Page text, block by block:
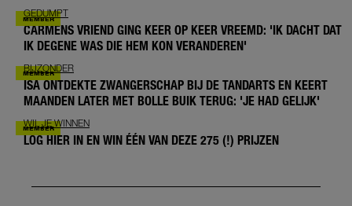
GEDUMPT
CARMENS VRIEND GING KEER OP KEER VREEMD: 'IK DACHT DAT
IK DEGENE WAS DIE HEM KON VERANDEREN'
BIJZONDER
ISA ONTDEKTE ZWANGERSCHAP BIJ DE TANDARTS EN KEERT
MAANDEN LATER MET BOLLE BUIK TERUG: 'JE HAD GELIJK'
WIL JE WINNEN
LOG HIER IN EN WIN ÉÉN VAN DEZE 275 (!) PRIJZEN